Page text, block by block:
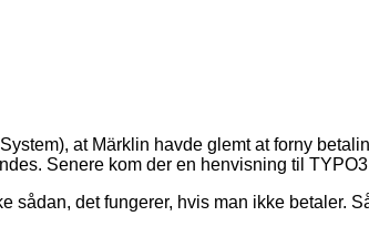
at Märklin havde glemt at forny
Senere kom der en henvisning til
det fungerer, hvis man ikke betaler.